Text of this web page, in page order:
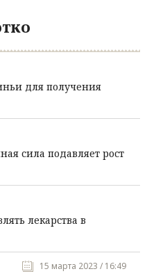
для получения
сила подавляет рост
лекарства в
15 марта 2023 / 16:49